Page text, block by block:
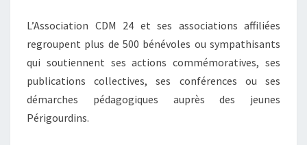
L’Association CDM 24 et ses associations affiliées
regroupent plus de 500 bénévoles ou sympathisants
qui soutiennent ses actions commémoratives, ses
publications collectives, ses conférences ou ses
démarches pédagogiques auprès des jeunes
Périgourdins.